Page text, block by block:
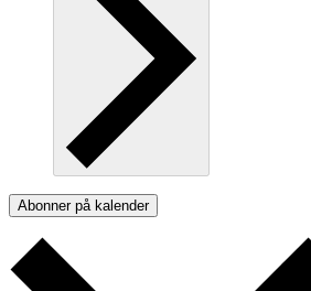
Abonner på kalender